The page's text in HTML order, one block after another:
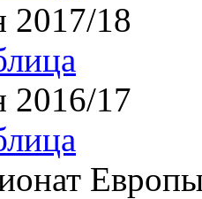
2017/18
2016/17